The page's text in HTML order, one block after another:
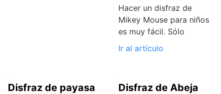
Hacer un disfraz de
Mikey Mouse para niños
es muy fácil. Sólo
Ir al artículo
Disfraz de payasa Disfraz de Abeja